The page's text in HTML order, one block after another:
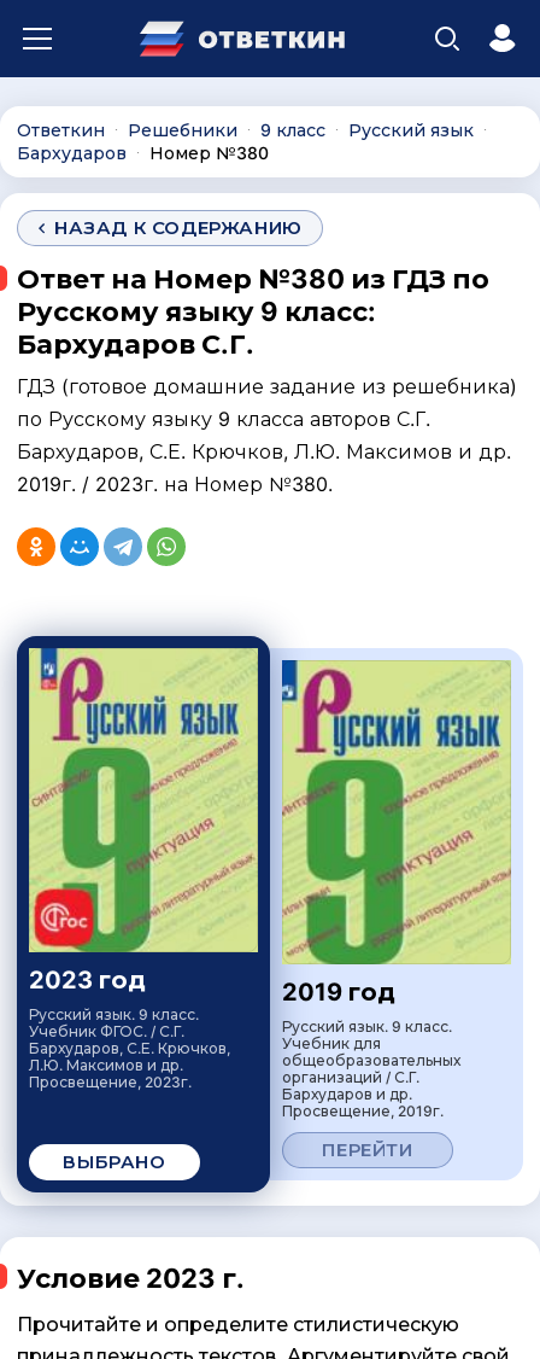
Ответкин ∙ Решебники ∙ 9 класс ∙ Русский язык ∙
Бархударов ∙ Номер №380
НАЗАД К СОДЕРЖАНИЮ
Ответ на Номер №380 из ГДЗ по
Русскому языку 9 класс:
Бархударов С.Г.
ГДЗ (готовое домашние задание из решебника)
по Русскому языку 9 класса авторов С.Г.
Бархударов, С.Е. Крючков, Л.Ю. Максимов и др.
2019г. / 2023г. на Номер №380.
2023 год
Русский язык. 9 класс.
Учебник ФГОС. / С.Г.
Бархударов, С.Е. Крючков,
Л.Ю. Максимов и др.
Просвещение, 2023г.
ВЫБРАНО
2019 год
Русский язык. 9 класс.
Учебник для
общеобразовательных
организаций / С.Г.
Бархударов и др.
Просвещение, 2019г.
ПЕРЕЙТИ
Условие 2023 г.
Прочитайте и определите стилистическую